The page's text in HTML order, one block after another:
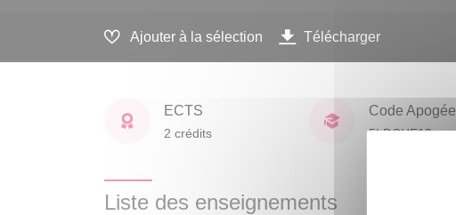
Ajouter à la sélection Télécharger
ECTS
2 crédits
Code Apogée
5LDCHE12
Liste des enseignements